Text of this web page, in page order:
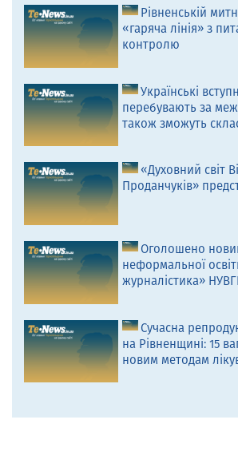
Рівненській
«гаряча лінія» з
контролю
Українські
перебувають за
також зможуть
«Духовний світ
Проданчуків»
Оголошено
неформальної
журналістика»
Сучасна
на Рівненщині: 15
новим методам